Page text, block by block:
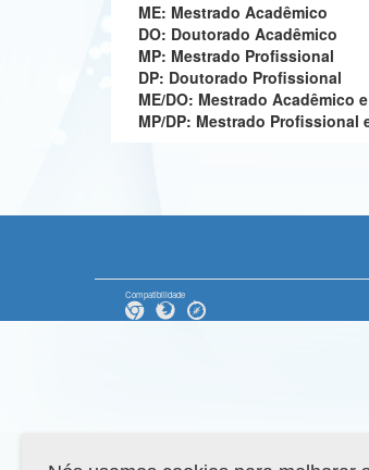
ME: Mestrado Acadêmico
DO: Doutorado Acadêmico
MP: Mestrado Profissional
DP: Doutorado Profissional
ME/DO: Mestrado Acadêmico
MP/DP: Mestrado
Compatibilidade